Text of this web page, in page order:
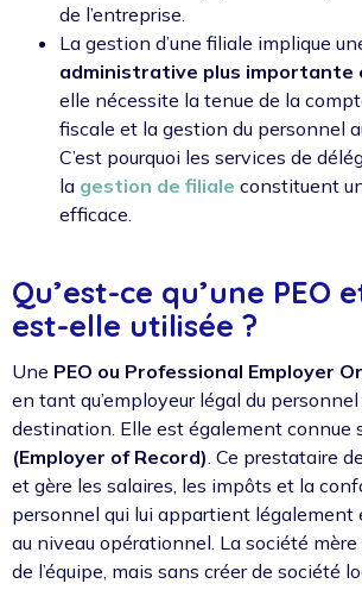
de l’entreprise.
La gestion d’une filiale implique
administrative plus importante
elle nécessite la tenue de la
fiscale et la gestion du personnel
C’est pourquoi les services de
la gestion de filiale constituent
efficace.
Qu’est-ce qu’une PEO
est-elle utilisée ?
Une PEO ou Professional Employer
en tant qu’employeur légal du
destination. Elle est également connue
(Employer of Record) . Ce prestataire
et gère les salaires, les impôts et la
personnel qui lui appartient légalement
au niveau opérationnel. La société
de l’équipe, mais sans créer de société